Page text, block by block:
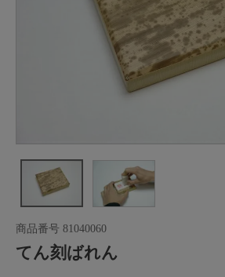
商品番号 81040060
てん刻ばれん